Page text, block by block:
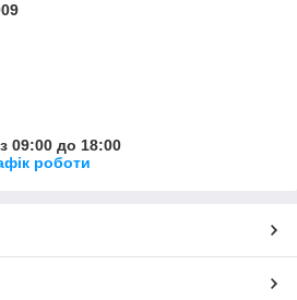
09:00 до 18:00
роботи